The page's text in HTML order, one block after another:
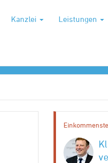
Kanzlei Leistungen